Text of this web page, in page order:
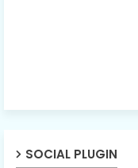
SOCIAL PLUGIN